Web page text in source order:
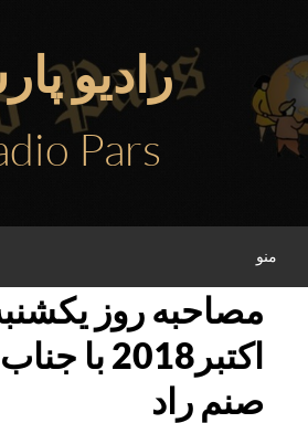
محتوا
رادیو
Pars
منو
اکتبر2018
صنم راد